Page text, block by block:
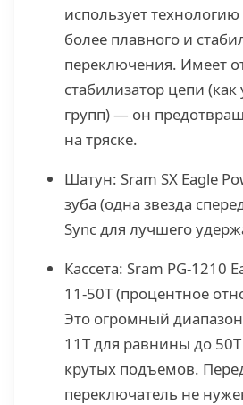
использует
более плавного и
переключения. Имеет
стабилизатор цепи
групп) — он
на тряске.
Шатун: Sram SX Eagle
зуба (одна звезда
Sync для лучшего
Кассета: Sram PG-1210
11-50T (процентное
Это огромный
11T для равнины до
крутых подъемов.
переключатель не